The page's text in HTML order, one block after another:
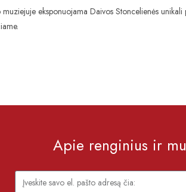
muziejuje eksponuojama Daivos Stoncelienės
Apie renginius ir